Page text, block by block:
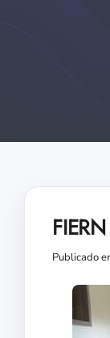
Publicado